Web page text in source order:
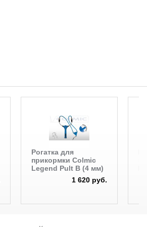
Рогатка для
прикормки Colmic
Legend Pult B (4 мм)
1 620 руб.